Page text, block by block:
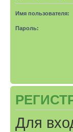
Имя пользователя:
Пароль:
Для